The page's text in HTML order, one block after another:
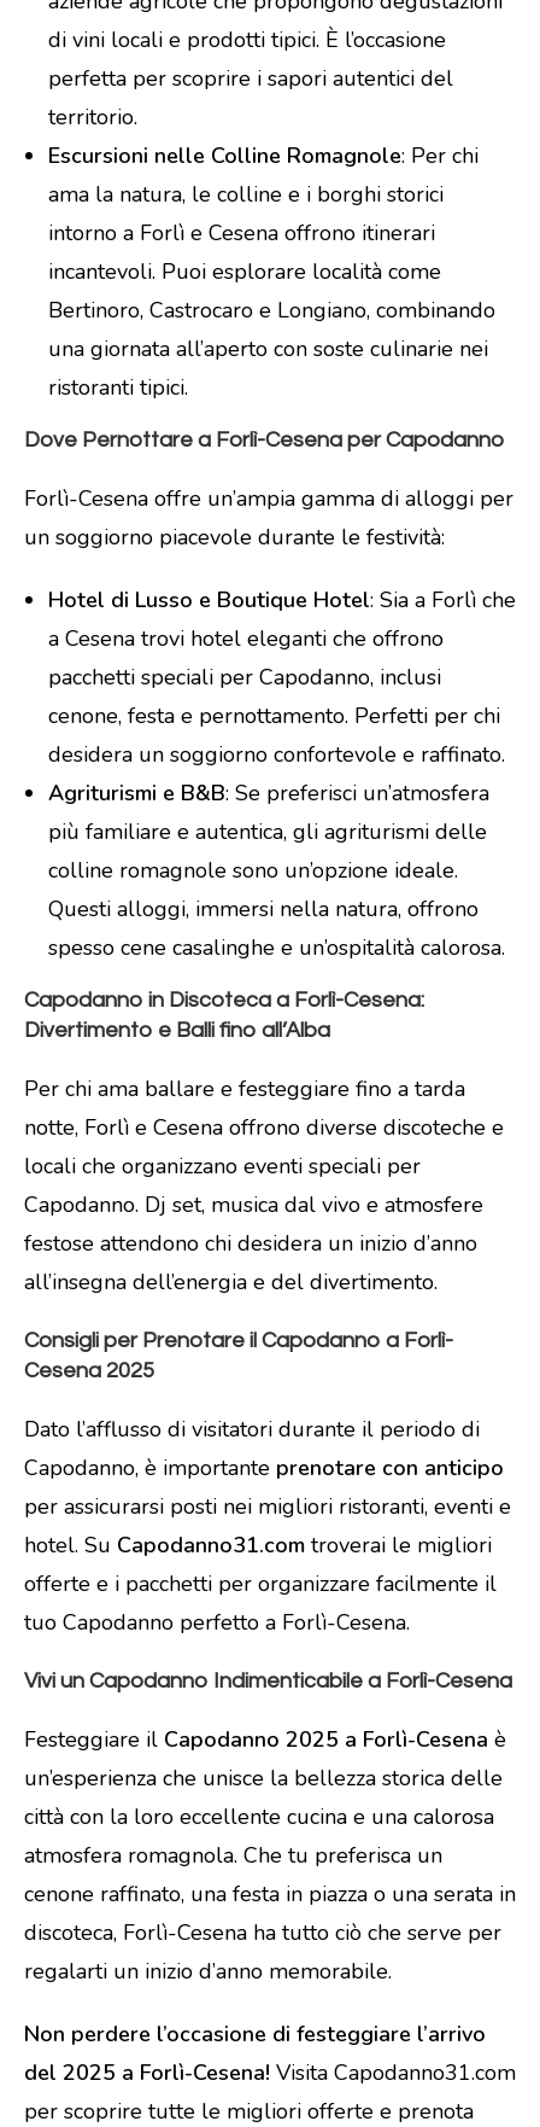
di vini locali e prodotti tipici. È l’occasione
perfetta per scoprire i sapori autentici del
territorio.
Escursioni nelle Colline Romagnole: Per chi
ama la natura, le colline e i borghi storici
intorno a Forlì e Cesena offrono itinerari
incantevoli. Puoi esplorare località come
Bertinoro, Castrocaro e Longiano, combinando
una giornata all’aperto con soste culinarie nei
ristoranti tipici.
Dove Pernottare a Forlì-Cesena per Capodanno
Forlì-Cesena offre un’ampia gamma di alloggi per
un soggiorno piacevole durante le festività:
Hotel di Lusso e Boutique Hotel: Sia a Forlì che
a Cesena trovi hotel eleganti che offrono
pacchetti speciali per Capodanno, inclusi
cenone, festa e pernottamento. Perfetti per chi
desidera un soggiorno confortevole e raffinato.
Agriturismi e B&B: Se preferisci un’atmosfera
più familiare e autentica, gli agriturismi delle
colline romagnole sono un’opzione ideale.
Questi alloggi, immersi nella natura, offrono
spesso cene casalinghe e un’ospitalità calorosa.
Capodanno in Discoteca a Forlì-Cesena:
Divertimento e Balli fino all’Alba
Per chi ama ballare e festeggiare fino a tarda
notte, Forlì e Cesena offrono diverse discoteche e
locali che organizzano eventi speciali per
Capodanno. Dj set, musica dal vivo e atmosfere
festose attendono chi desidera un inizio d’anno
all’insegna dell’energia e del divertimento.
Consigli per Prenotare il Capodanno a Forlì-
Cesena 2025
Dato l’afflusso di visitatori durante il periodo di
Capodanno, è importante prenotare con anticipo
per assicurarsi posti nei migliori ristoranti, eventi e
hotel. Su Capodanno31.com troverai le migliori
offerte e i pacchetti per organizzare facilmente il
tuo Capodanno perfetto a Forlì-Cesena.
Vivi un Capodanno Indimenticabile a Forlì-Cesena
Festeggiare il Capodanno 2025 a Forlì-Cesena è
un’esperienza che unisce la bellezza storica delle
città con la loro eccellente cucina e una calorosa
atmosfera romagnola. Che tu preferisca un
cenone raffinato, una festa in piazza o una serata in
discoteca, Forlì-Cesena ha tutto ciò che serve per
regalarti un inizio d’anno memorabile.
Non perdere l’occasione di festeggiare l’arrivo
del 2025 a Forlì-Cesena! Visita Capodanno31.com
per scoprire tutte le migliori offerte e prenota